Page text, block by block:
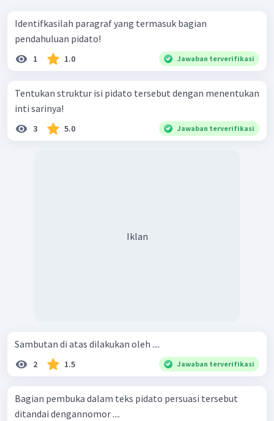
Identifkasilah paragraf yang termasuk bagian
pendahuluan pidato!
1 1.0 Jawaban terverifikasi
Tentukan struktur isi pidato tersebut dengan menentukan
inti sarinya!
3 5.0 Jawaban terverifikasi
Iklan
Sambutan di atas dilakukan oleh ....
2 1.5 Jawaban terverifikasi
Bagian pembuka dalam teks pidato persuasi tersebut
ditandai dengannomor ....